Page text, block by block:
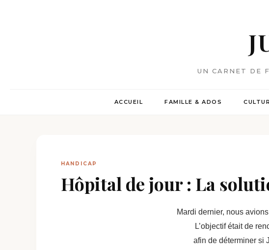
UN CARNET DE
ACCUEIL FAMILLE & ADOS
HANDICAP
Hôpital de jour : La
Mardi dernier, nous
L’objectif était de
afin de déterminer si